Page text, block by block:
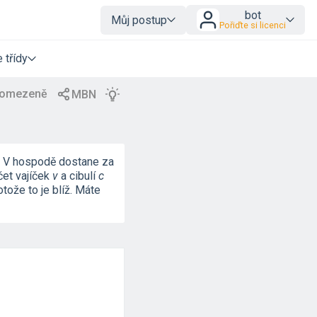
Můj postup bot
Pořiďte si licenci
třídy
hospodě dostane za
vajíček v a cibulíc
to je blíž. Máte